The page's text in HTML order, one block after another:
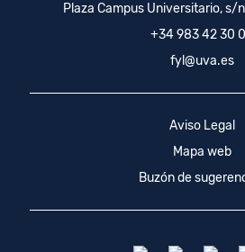
Plaza Campus Universitario, s/
+34 983 42 30
fyl@uva.es
Aviso Legal
Mapa web
Buzón de